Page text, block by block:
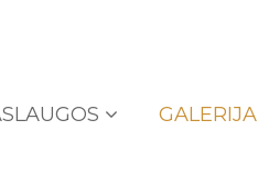
GALERIJA